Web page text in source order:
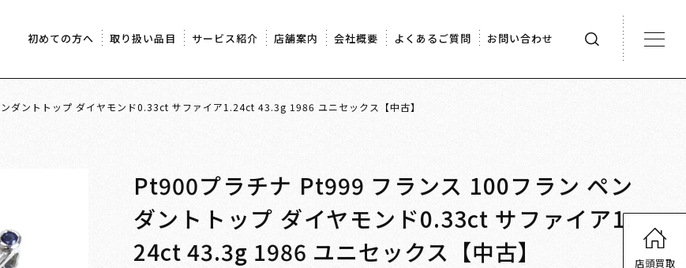
初めての方へ 取り扱い品目 サービス紹介 店舗案内 会社概要 よくあるご質問 お問い合わせ
ダントトップ ダイヤモンド0.33ct サファイア1.24ct 43.3g 1986 ユニセックス【中古】
Pt900プラチナ Pt999 フランス 100フラン ペン
ダントトップ ダイヤモンド0.33ct サファイア1.
24ct 43.3g 1986 ユニセックス【中古】
店頭買取